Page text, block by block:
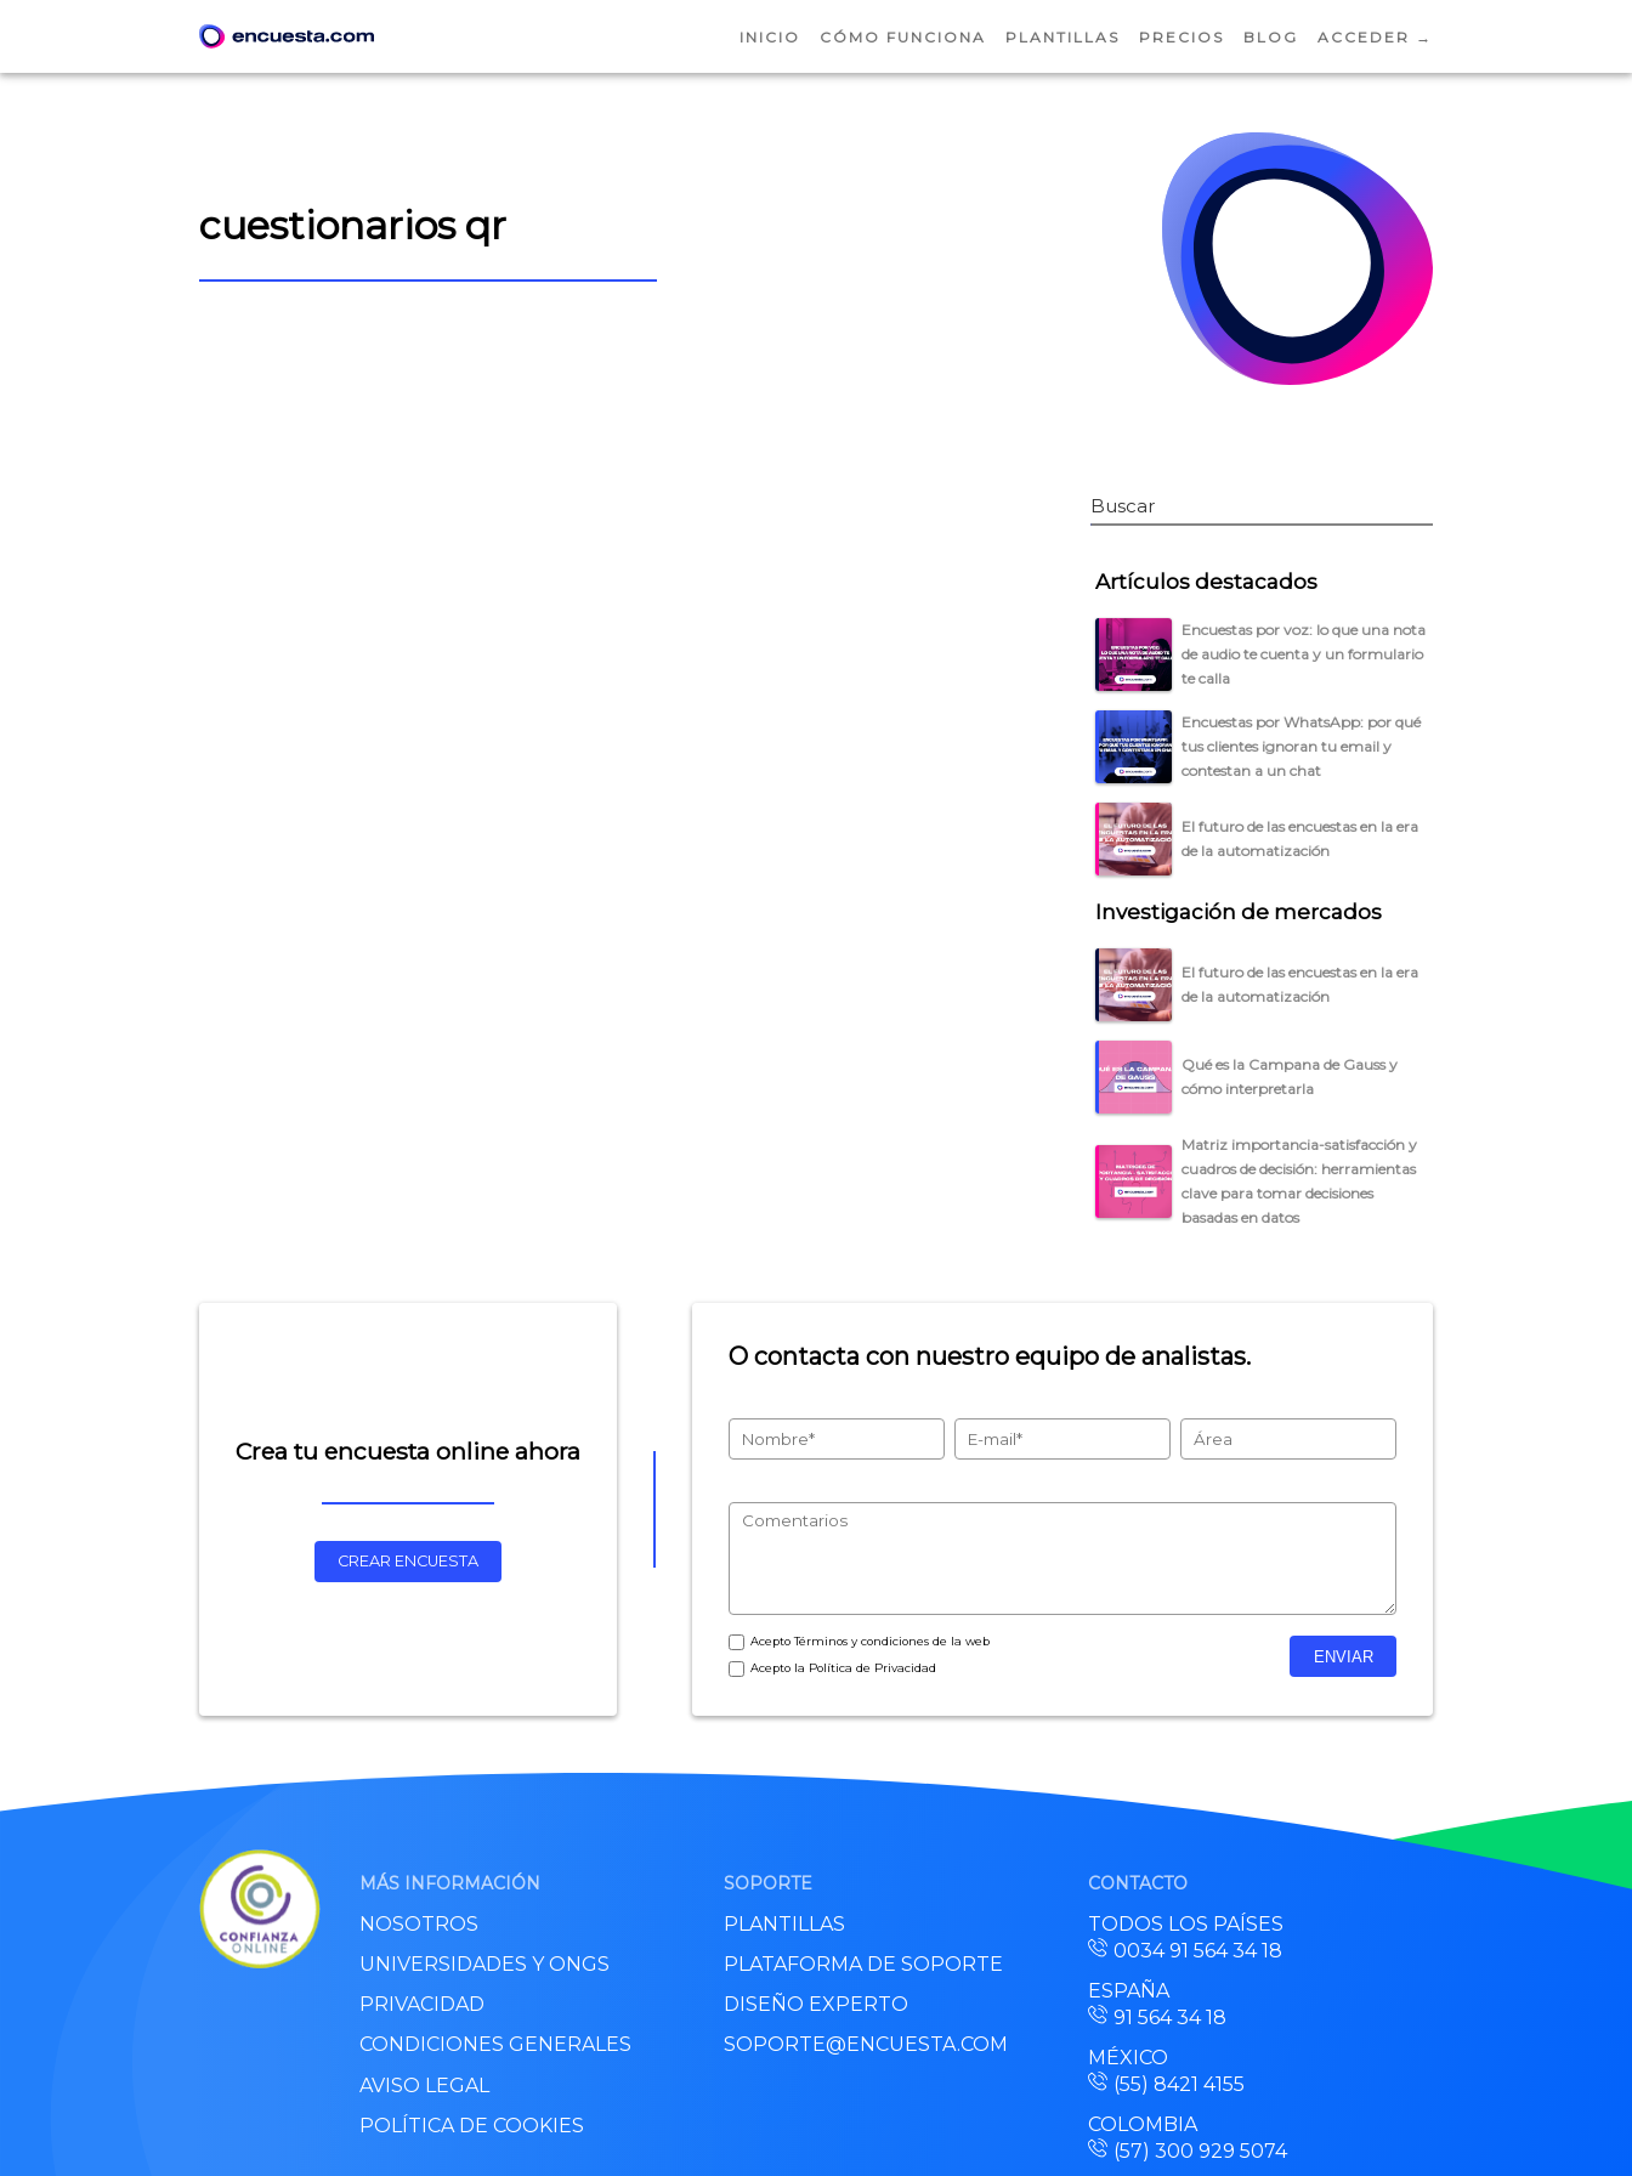
INICIO CÓMO FUNCIONA PLANTILLAS PRECIOS BLOG ACCEDER →
cuestionarios qr
Buscar
Artículos destacados
Encuestas por voz: lo que una nota
de audio te cuenta y un formulario
te calla
Encuestas por WhatsApp: por qué
tus clientes ignoran tu email y
contestan a un chat
El futuro de las encuestas en la era
de la automatización
Investigación de mercados
El futuro de las encuestas en la era
de la automatización
Qué es la Campana de Gauss y
cómo interpretarla
Matriz importancia-satisfacción y
cuadros de decisión: herramientas
clave para tomar decisiones
basadas en datos
Crea tu encuesta online ahora
CREAR ENCUESTA
O contacta con nuestro equipo de analistas.
AceptoTérminos y condiciones de la web
Acepto la Política de Privacidad
MÁS INFORMACIÓN
NOSOTROS
UNIVERSIDADES Y ONGS
PRIVACIDAD
CONDICIONES GENERALES
AVISO LEGAL
POLÍTICA DE COOKIES
SOPORTE
PLANTILLAS
PLATAFORMA DE SOPORTE
DISEÑO EXPERTO
SOPORTE@ENCUESTA.COM
CONTACTO
TODOS LOS PAÍSES
0034 91 564 34 18
ESPAÑA
91 564 34 18
MÉXICO
(55) 8421 4155
COLOMBIA
(57) 300 929 5074